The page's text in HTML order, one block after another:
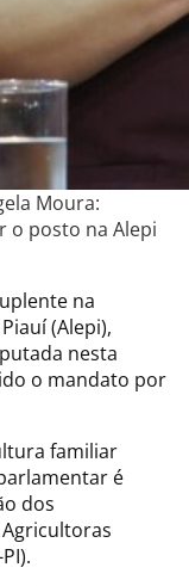
Moura:
o posto na Alepi
na
(Alepi),
nesta
o mandato por
familiar
é
dos